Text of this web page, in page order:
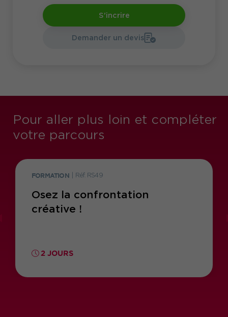
S'incrire
Demander un devis
Pour aller plus loin et compléter
votre parcours
FORMATION Réf. RS49
Osez la confrontation
créative !
2 JOURS